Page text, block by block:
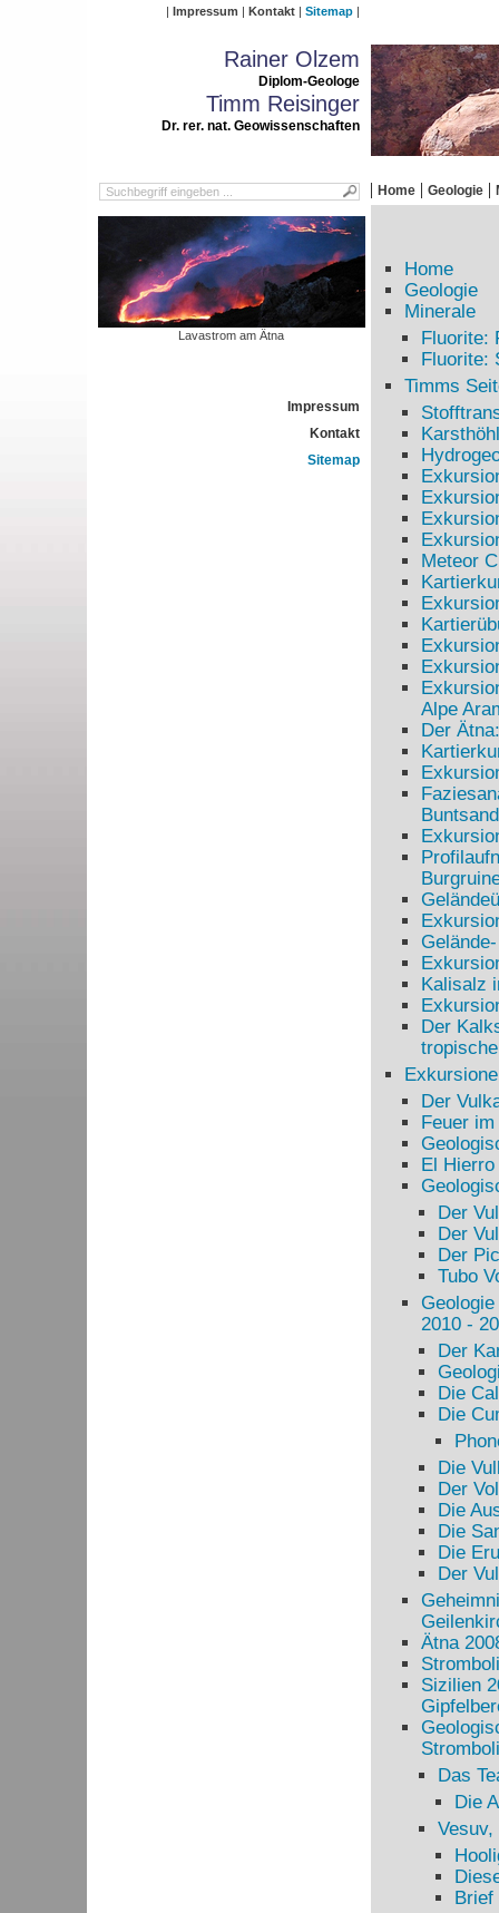
Impressum Kontakt Sitemap
Rainer Olzem
Diplom-Geologe
Timm Reisinger
Dr. rer. nat. Geowissenschaften
Home Geologie
Lavastrom am Ätna
Impressum
Kontakt
Sitemap
Home
Geologie
Minerale
Fluorite:
Fluorite:
Timms
Meteor
Alpe
Der
Kalisalz
Der
Der
Feuer
El
Der
Der
Der
Tubo
2010 -
Der
Die
Die
Die
Der
Die
Die
Die
Der
Ätna
Sizilien
Das
Die
Vesuv,
Brief